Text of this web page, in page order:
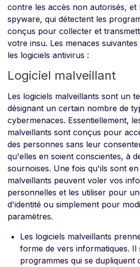
contre les accès non autorisés, et
spyware, qui détectent les
conçus pour collecter et
votre insu. Les menaces
les logiciels antivirus :
Logiciel malveillant
Les logiciels malveillants sont un
désignant un certain nombre de
cybermenaces. Essentiellement,
malveillants sont conçus pour
des personnes sans leur
qu'elles en soient conscientes, à
sournoises. Une fois qu'ils sont
malveillants peuvent voler vos
personnelles et les utiliser pour
d'identité ou simplement pour
paramètres.
Les logiciels malveillants
forme de vers informatiques. Il
programmes qui se dupliquent